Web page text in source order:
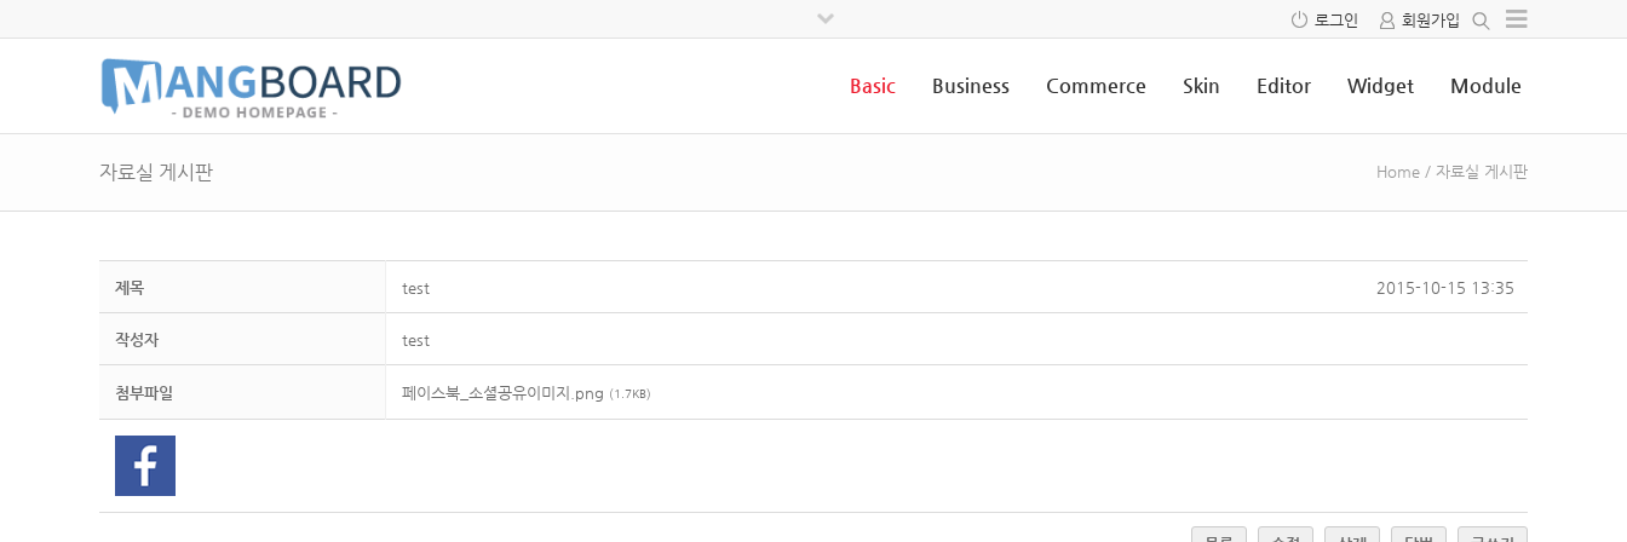
로그인 회원가입
Basic Business Commerce Skin Editor Widget Module
자료실 게시판 Home / 자료실 게시판
제목 test 2015-10-15 13:35
작성자 test
첨부파일 페이스북_소셜공유이미지.png (1.7KB)